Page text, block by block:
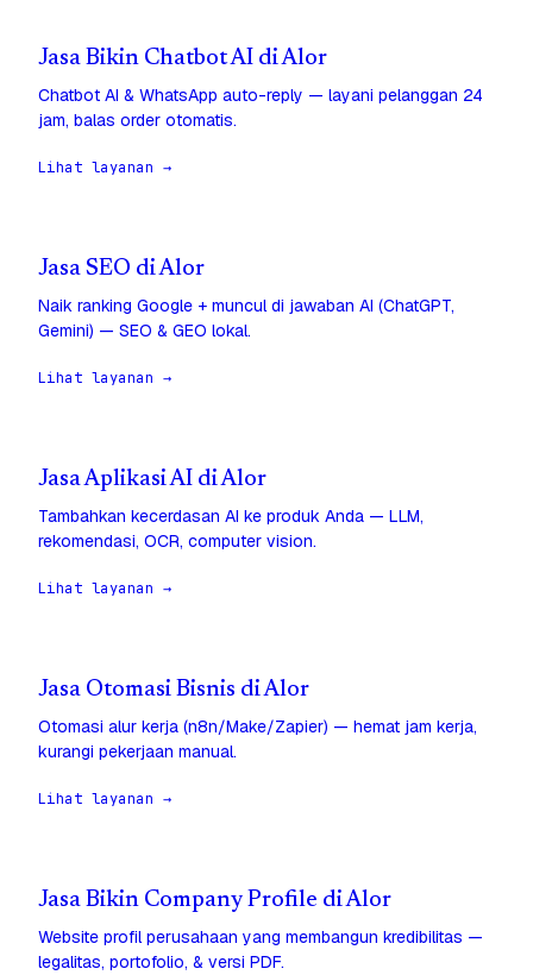
Jasa Bikin Chatbot AI di Alor
Chatbot AI & WhatsApp auto-reply — layani pelanggan 24
jam, balas order otomatis.
Lihat layanan →
Jasa SEO di Alor
Naik ranking Google + muncul di jawaban AI (ChatGPT,
Gemini) — SEO & GEO lokal.
Lihat layanan →
Jasa Aplikasi AI di Alor
Tambahkan kecerdasan AI ke produk Anda — LLM,
rekomendasi, OCR, computer vision.
Lihat layanan →
Jasa Otomasi Bisnis di Alor
Otomasi alur kerja (n8n/Make/Zapier) — hemat jam kerja,
kurangi pekerjaan manual.
Lihat layanan →
Jasa Bikin Company Profile di Alor
Website profil perusahaan yang membangun kredibilitas —
legalitas, portofolio, & versi PDF.